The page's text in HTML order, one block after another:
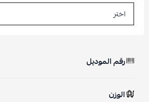
رقم الموديل
الوزن